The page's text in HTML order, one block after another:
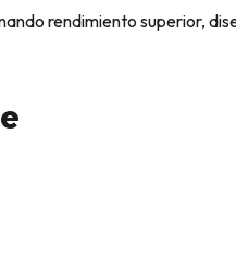
rendimiento superior,